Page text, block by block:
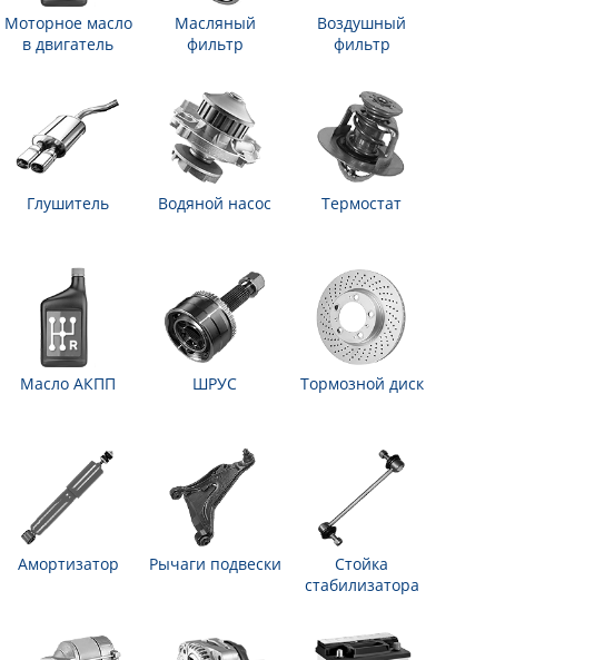
Моторное масло
в двигатель
Масляный
фильтр
Воздушный
фильтр
Глушитель Водяной насос Термостат
Масло АКПП ШРУС Тормозной диск
Амортизатор Рычаги подвески
Стойка
стабилизатора